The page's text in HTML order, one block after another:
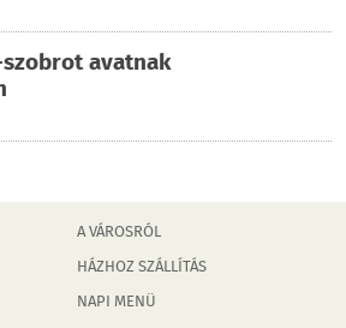
avatnak
A VÁROSRÓL
HÁZHOZ SZÁLLÍTÁS
NAPI MENÜ